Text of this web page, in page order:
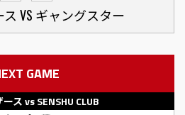
VS ギャングスター
GAME
ス vs SENSHU CLUB